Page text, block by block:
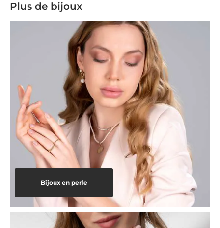
Plus de bijoux
Bijoux en perle